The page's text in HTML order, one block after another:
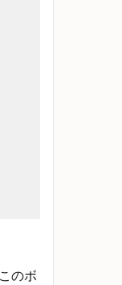
のボ